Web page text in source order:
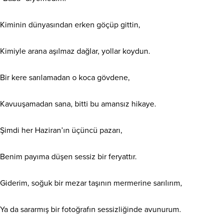
​Kiminin dünyasından erken göçüp gittin,
Kimiyle arana aşılmaz dağlar, yollar koydun.
Bir kere sarılamadan o koca gövdene,
Kavuuşamadan sana, bitti bu amansız hikaye.
Şimdi her Haziran’ın üçüncü pazarı,
Benim payıma düşen sessiz bir feryattır.
Giderim, soğuk bir mezar taşının mermerine sarılırım,
Ya da sararmış bir fotoğrafın sessizliğinde avunurum.